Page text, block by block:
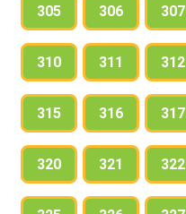
305 306 307
310 311 312
315 316 317
320 321 322